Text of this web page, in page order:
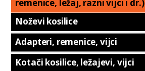
remenice, ležaj, razni vijci i dr.)
Noževi kosilice
Adapteri, remenice, vijci
Kotači kosilice, ležajevi, vijci